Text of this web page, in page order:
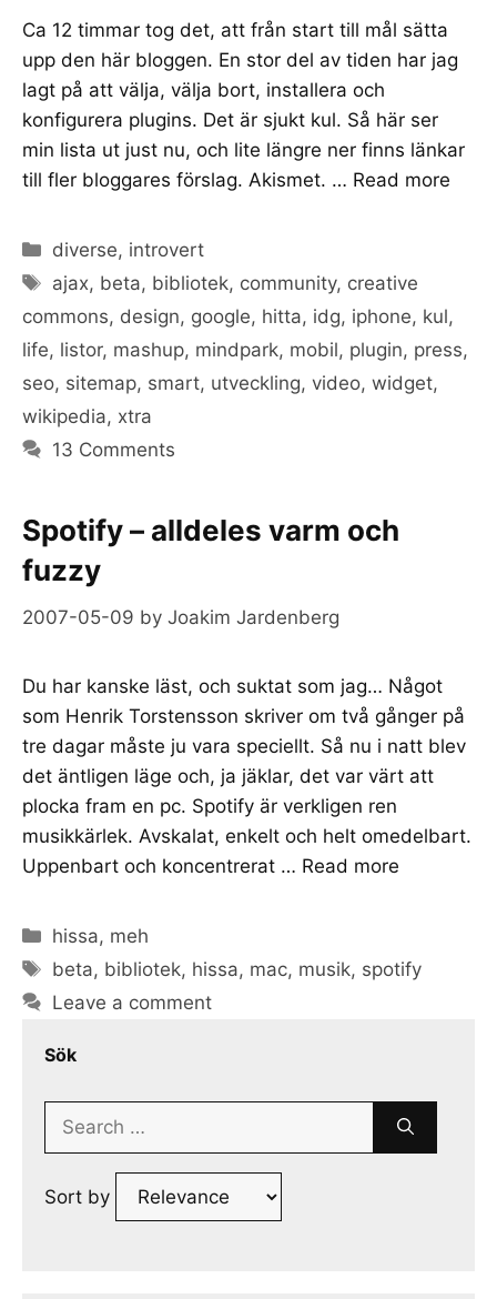
Ca 12 timmar tog det, att från start till mål sätta
upp den här bloggen. En stor del av tiden har jag
lagt på att välja, välja bort, installera och
konfigurera plugins. Det är sjukt kul. Så här ser
min lista ut just nu, och lite längre ner finns länkar
till fler bloggares förslag. Akismet. … Read more
Categories
diverse, introvert
Tags
ajax, beta, bibliotek, community, creative
commons, design, google, hitta, idg, iphone, kul,
life, listor, mashup, mindpark, mobil, plugin, press,
seo, sitemap, smart, utveckling, video, widget,
wikipedia, xtra
13 Comments
Spotify – alldeles varm och
fuzzy
2007-05-09 by Joakim Jardenberg
Du har kanske läst, och suktat som jag… Något
som Henrik Torstensson skriver om två gånger på
tre dagar måste ju vara speciellt. Så nu i natt blev
det äntligen läge och, ja jäklar, det var värt att
plocka fram en pc. Spotify är verkligen ren
musikkärlek. Avskalat, enkelt och helt omedelbart.
Uppenbart och koncentrerat … Read more
Categories
hissa, meh
Tags
beta, bibliotek, hissa, mac, musik, spotify
Leave a comment
Sök
Search
Sort by